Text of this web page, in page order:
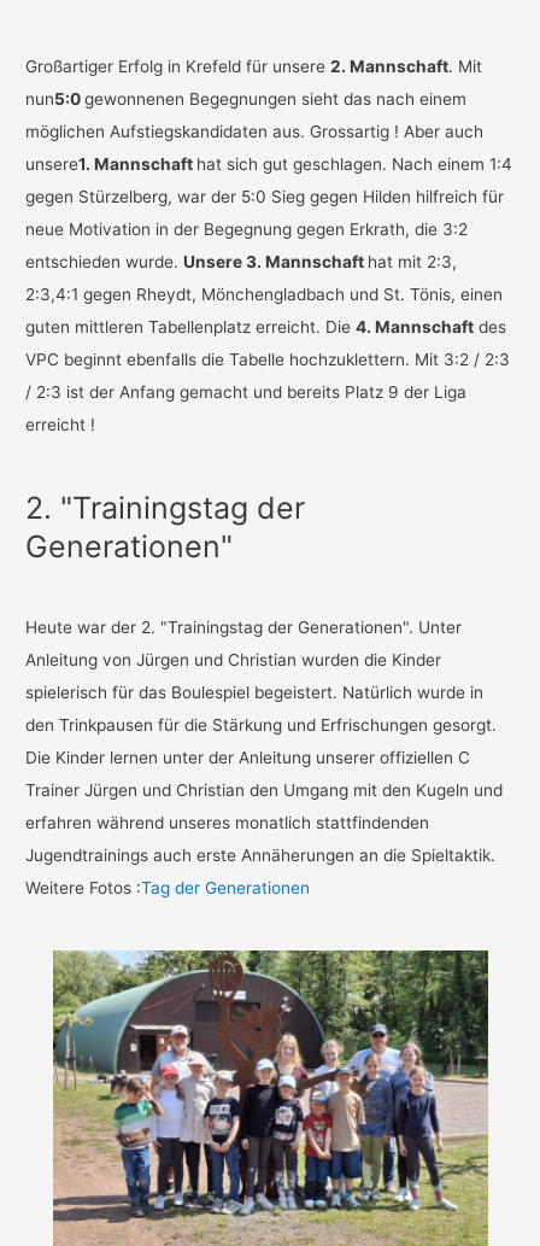
Großartiger Erfolg in Krefeld für unsere2. Mannschaft. Mit
nun5:0gewonnenen Begegnungen sieht das nach einem
möglichen Aufstiegskandidaten aus. Grossartig ! Aber auch
unsere1. Mannschaft hat sich gut geschlagen. Nach einem 1:4
gegen Stürzelberg, war der 5:0 Sieg gegen Hilden hilfreich für
neue Motivation in der Begegnung gegen Erkrath, die 3:2
entschieden wurde.Unsere 3. Mannschaft hat mit 2:3,
2:3,4:1 gegen Rheydt, Mönchengladbach und St. Tönis, einen
guten mittleren Tabellenplatz erreicht. Die4. Mannschaft des
VPC beginnt ebenfalls die Tabelle hochzuklettern. Mit 3:2 / 2:3
/ 2:3 ist der Anfang gemacht und bereits Platz 9 der Liga
erreicht !
2. "Trainingstag der
Generationen"
Heute war der 2. "Trainingstag der Generationen". Unter
Anleitung von Jürgen und Christian wurden die Kinder
spielerisch für das Boulespiel begeistert. Natürlich wurde in
den Trinkpausen für die Stärkung und Erfrischungen gesorgt.
Die Kinder lernen unter der Anleitung unserer offiziellen C
Trainer Jürgen und Christian den Umgang mit den Kugeln und
erfahren während unseres monatlich stattfindenden
Jugendtrainings auch erste Annäherungen an die Spieltaktik.
Weitere Fotos :Tag der Generationen